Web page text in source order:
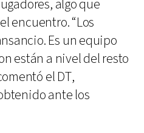
algo que
encuentro. “Los
Es un equipo
están a nivel del resto
el DT,
ante los